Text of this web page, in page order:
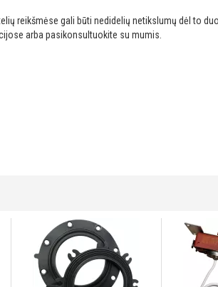
reikšmėse gali būti nedidelių netikslumų dėl to
arba pasikonsultuokite su mumis.